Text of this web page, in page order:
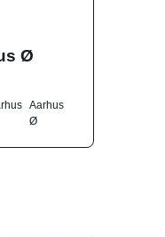
Ø
Aarhus
Ø